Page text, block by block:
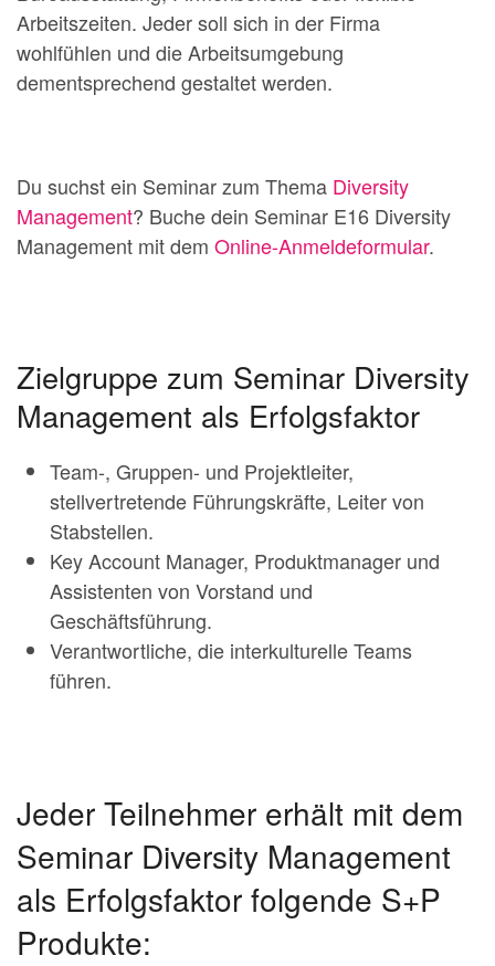
Arbeitszeiten. Jeder soll sich in der Firma
wohlfühlen und die Arbeitsumgebung
dementsprechend gestaltet werden.
Du suchst ein Seminar zum Thema Diversity
Management? Buche dein Seminar E16 Diversity
Management mit dem Online-Anmeldeformular.
Zielgruppe zum Seminar Diversity
Management als Erfolgsfaktor
Team-, Gruppen- und Projektleiter,
stellvertretende Führungskräfte, Leiter von
Stabstellen.
Key Account Manager, Produktmanager und
Assistenten von Vorstand und
Geschäftsführung.
Verantwortliche, die interkulturelle Teams
führen.
Jeder Teilnehmer erhält mit dem
Seminar Diversity Management
als Erfolgsfaktor folgende S+P
Produkte: